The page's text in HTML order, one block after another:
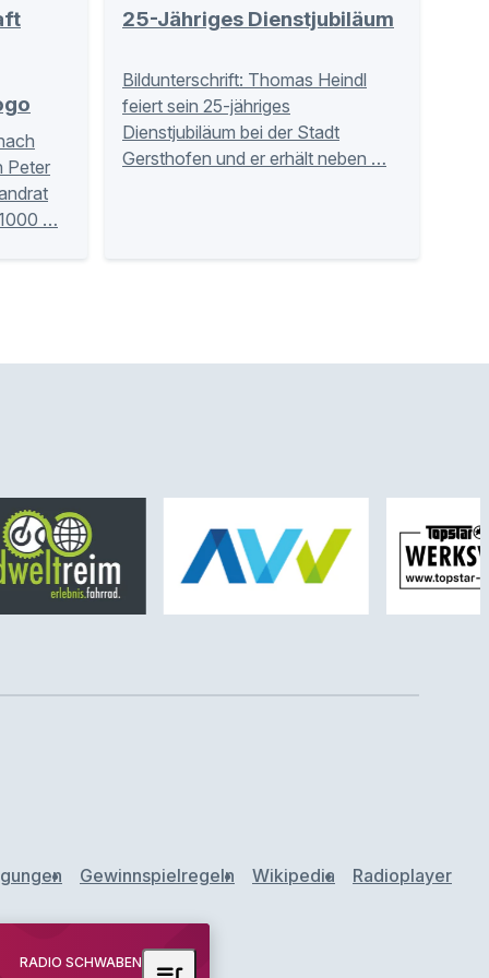
Peter
…
25-Jähriges Dienstjubiläum
Bildunterschrift: Thomas Heindl
feiert sein 25-jähriges
Dienstjubiläum bei der Stadt
Gersthofen und er erhält neben …
Gewinnspielregeln Wikipedia Radioplayer
RADIO SCHWABEN